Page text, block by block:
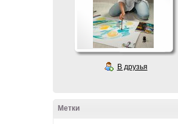
В друзья
Метки